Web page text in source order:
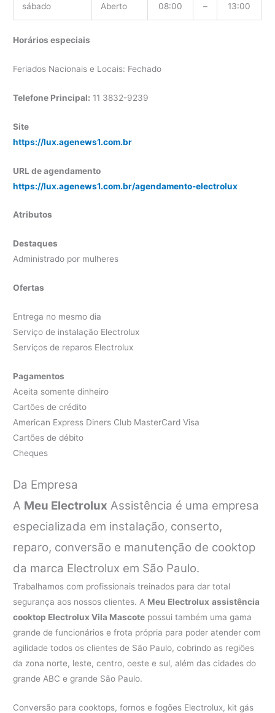
sábado Aberto 08:00 – 13:00
Horários especiais
Feriados Nacionais e Locais: Fechado
Telefone Principal: 11 3832-9239
Site
https://lux.agenews1.com.br
URL de agendamento
https://lux.agenews1.com.br/agendamento-electrolux
Atributos
Destaques
Administrado por mulheres
Ofertas
Entrega no mesmo dia
Serviço de instalação Electrolux
Serviços de reparos Electrolux
Pagamentos
Aceita somente dinheiro
Cartões de crédito
American Express Diners Club MasterCard Visa
Cartões de débito
Cheques
Da Empresa
A Meu Electrolux Assistência é uma empresa
especializada em instalação, conserto,
reparo, conversão e manutenção de cooktop
da marca Electrolux em São Paulo.
Trabalhamos com profissionais treinados para dar total
segurança aos nossos clientes. A Meu Electrolux assistência
cooktop Electrolux Vila Mascote possui também uma gama
grande de funcionários e frota própria para poder atender com
agilidade todos os clientes de São Paulo, cobrindo as regiões
da zona norte, leste, centro, oeste e sul, além das cidades do
grande ABC e grande São Paulo.
Conversão para cooktops, fornos e fogões Electrolux, kit gás